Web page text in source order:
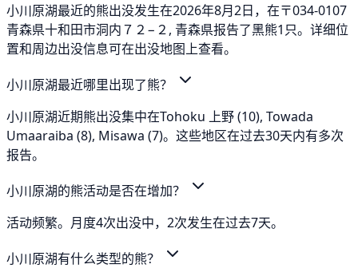
小川原湖最近的熊出没发生在2026年8月2日，在〒034-0107
青森県十和田市洞内７２−２, 青森県报告了黑熊1只。详细位
置和周边出没信息可在出没地图上查看。
小川原湖最近哪里出现了熊？
小川原湖近期熊出没集中在Tohoku 上野 (10), Towada
Umaaraiba (8), Misawa (7)。这些地区在过去30天内有多次
报告。
小川原湖的熊活动是否在增加？
活动频繁。月度4次出没中，2次发生在过去7天。
小川原湖有什么类型的熊？